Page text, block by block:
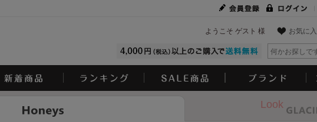
お気に入
ようこそ ゲスト 様
Look